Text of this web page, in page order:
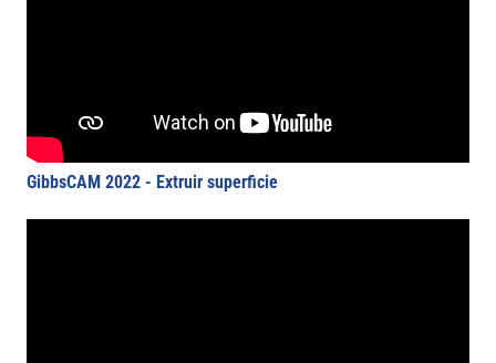
GibbsCAM 2022 - Extruir superficie